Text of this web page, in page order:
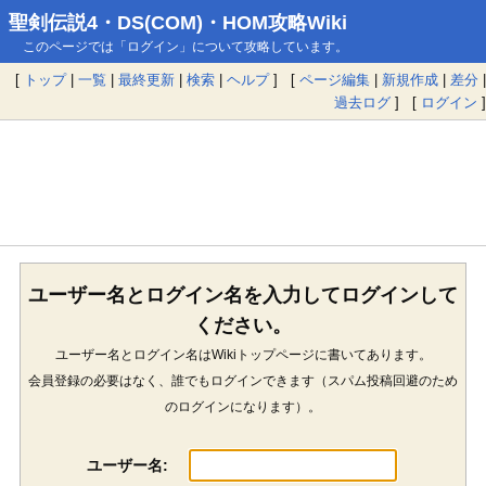
聖剣伝説4・DS(COM)・HOM攻略Wiki
このページでは「ログイン」について攻略しています。
[ トップ| 一覧 | 最終更新 | 検索 | ヘルプ] [ ページ編集 | 新規作成 | 差分 |
過去ログ ] [ ログイン ]
ユーザー名とログイン名を入力してログインして
ください。
ユーザー名とログイン名はWikiトップページに書いてあります。
会員登録の必要はなく、誰でもログインできます（スパム投稿回避のため
のログインになります）。
ユーザー名: